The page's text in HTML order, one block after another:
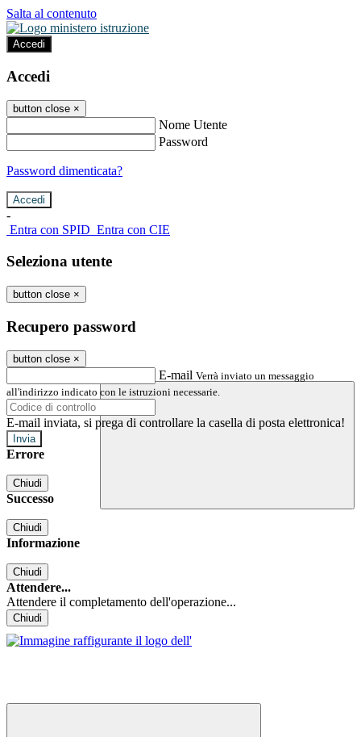
Salta al contenuto
Accedi
Accedi
button close ×
Nome Utente
Password
Password dimenticata?
-
Entra con SPID Entra con CIE
Seleziona utente
button close ×
Recupero password
button close ×
E-mail Verrà inviato un messaggio
all'indirizzo indicato con le istruzioni necessarie.
E-mail inviata, si prega di controllare la casella di posta elettronica!
Errore
Chiudi
Successo
Chiudi
Informazione
Chiudi
Attendere...
Attendere il completamento dell'operazione...
Chiudi